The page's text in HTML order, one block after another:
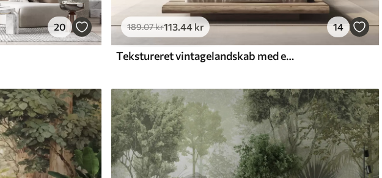
Premium
448 .33269
Peel and Stick
20 189.07kr113.44 kr 14
Tekstureret vintagelandskab med et træ nær en flod og en overskyet himmel, naturkunst i sepiatoner